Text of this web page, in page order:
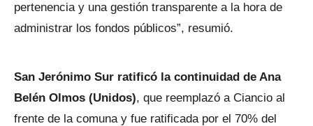
pertenencia y una gestión transparente a la hora de
administrar los fondos públicos”, resumió.
San Jerónimo Sur ratificó la continuidad de Ana
Belén Olmos (Unidos), que reemplazó a Ciancio al
frente de la comuna y fue ratificada por el 70% del